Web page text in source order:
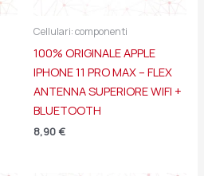
Cellulari: componenti
100% ORIGINALE APPLE
IPHONE 11 PRO MAX – FLEX
ANTENNA SUPERIORE WIFI +
BLUETOOTH
8,90 €